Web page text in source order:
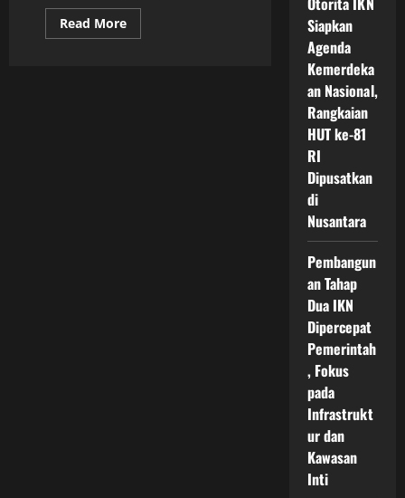
Read MoreRead
more
Siapkan
Agenda
Kemerdeka
an Nasional,
Rangkaian
HUT ke-81
RI
Dipusatkan
di
Nusantara
Pembangun
an Tahap
Dua IKN
Dipercepat
Pemerintah
, Fokus
pada
Infrastrukt
ur dan
Kawasan
Inti